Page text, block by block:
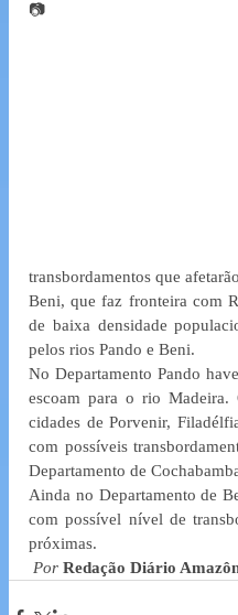
📷
transbordamentos que
Beni, que faz fronteira com
de baixa densidade
pelos rios Pando e Beni.
No Departamento Pando
escoam para o rio Madeira.
cidades de Porvenir,
com possíveis
Departamento de
Ainda no Departamento de
com possível nível de
próximas.
Por Redação Diário